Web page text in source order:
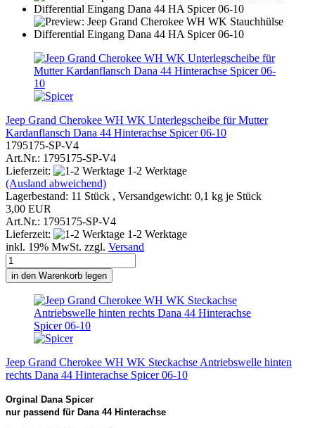
Jeep Grand Cherokee WH WK Unterlegscheibe für Mutter
Kardanflansch Dana 44 Hinterachse Spicer 06-10
1795175-SP-V4
Art.Nr.: 1795175-SP-V4
Lieferzeit:
1-2 Werktage
(Ausland abweichend)
Lagerbestand: 11 Stück , Versandgewicht: 0,1 kg je Stück
3,00 EUR
Art.Nr.: 1795175-SP-V4
Lieferzeit:
1-2 Werktage
inkl. 19% MwSt. zzgl. Versand
in den Warenkorb legen
Jeep Grand Cherokee WH WK Steckachse Antriebswelle hinten
rechts Dana 44 Hinterachse Spicer 06-10
Orginal Dana Spicer
nur passend für Dana 44 Hinterachse